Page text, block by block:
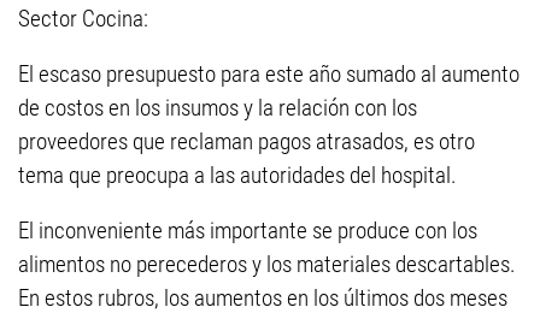
Sector Cocina:
El escaso presupuesto para este año sumado al aumento
de costos en los insumos y la relación con los
proveedores que reclaman pagos atrasados, es otro
tema que preocupa a las autoridades del hospital.
El inconveniente más importante se produce con los
alimentos no perecederos y los materiales descartables.
En estos rubros, los aumentos en los últimos dos meses